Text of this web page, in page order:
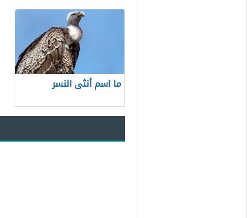
ما اسم أنثى النسر